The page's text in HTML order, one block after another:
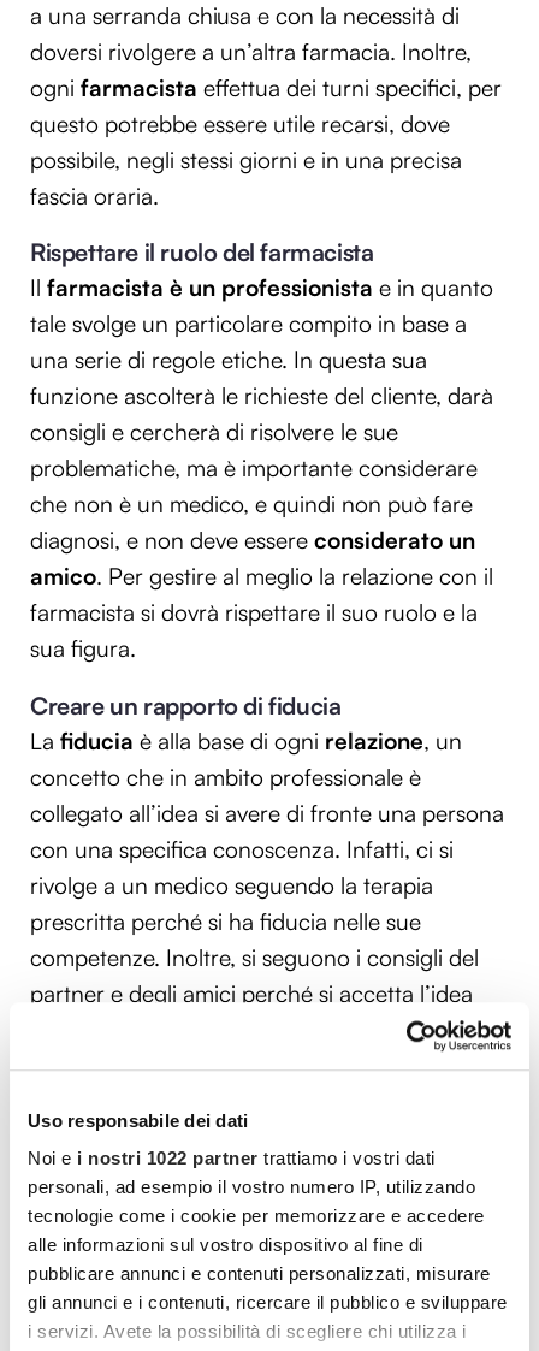
Uso responsabile dei dati
Noi e i nostri 1022 partner trattiamo i vostri dati
personali, ad esempio il vostro numero IP, utilizzando
tecnologie come i cookie per memorizzare e accedere
alle informazioni sul vostro dispositivo al fine di
pubblicare annunci e contenuti personalizzati, misurare
gli annunci e i contenuti, ricercare il pubblico e sviluppare
i servizi. Avete la possibilità di scegliere chi utilizza i
a una serranda chiusa e con la necessità di
doversi rivolgere a un’altra farmacia. Inoltre,
ogni farmacista effettua dei turni specifici, per
questo potrebbe essere utile recarsi, dove
possibile, negli stessi giorni e in una precisa
fascia oraria.
Rispettare il ruolo del farmacista
Il farmacista è un professionista e in quanto
tale svolge un particolare compito in base a
una serie di regole etiche. In questa sua
funzione ascolterà le richieste del cliente, darà
consigli e cercherà di risolvere le sue
problematiche, ma è importante considerare
che non è un medico, e quindi non può fare
diagnosi, e non deve essere considerato un
amico. Per gestire al meglio la relazione con il
farmacista si dovrà rispettare il suo ruolo e la
sua figura.
Creare un rapporto di fiducia
La fiducia è alla base di ogni relazione, un
concetto che in ambito professionale è
collegato all’idea si avere di fronte una persona
con una specifica conoscenza. Infatti, ci si
rivolge a un medico seguendo la terapia
prescritta perché si ha fiducia nelle sue
competenze. Inoltre, si seguono i consigli del
partner e degli amici perché si accetta l’idea
che possano essere vantaggiosi e utili.
può essere quello di chiedergli delle
informazioni, osservando la sua disponibilità, il
numero di dati che offrirà e i relativi consigli. È
importante valutare anche l’aspetto emotivo,
scegliendo la persona che appare più solare,
affidale o precisa in base alla propria
impressione. Infine, potrà essere utile anche